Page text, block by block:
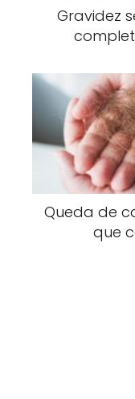
Gravidez
Queda de
que